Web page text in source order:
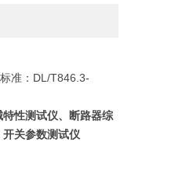
准：DL/T846.3-
性测试仪、断路器综
关参数测试仪